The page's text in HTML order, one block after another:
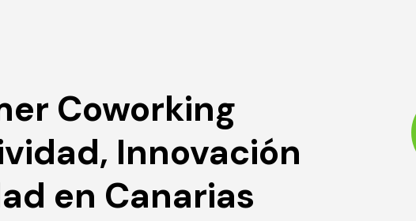
Coworking
Innovación
en Canarias